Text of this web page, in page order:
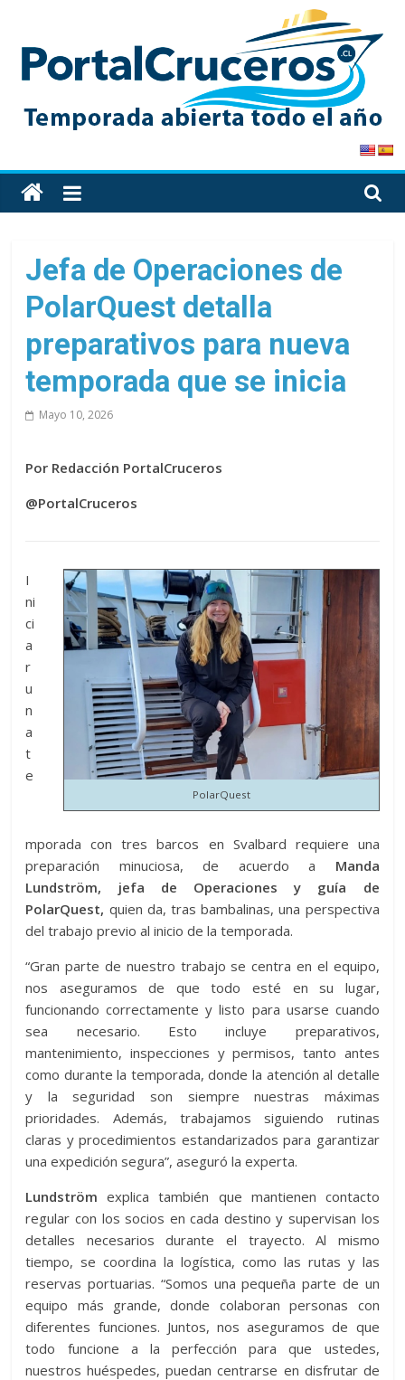
content
PortalCruceros
Toda
la
cruceros
en
un
solo
sitio
Jefa de Operaciones de
PolarQuest detalla
preparativos para nueva
temporada que se inicia
Mayo 10, 2026
Por Redacción PortalCruceros
@PortalCruceros
PolarQuest
I
ni
ci
a
r
u
n
a
t
e
mporada con tres barcos en Svalbard requiere una
preparación minuciosa, de acuerdo a Manda
Lundström, jefa de Operaciones y guía de
PolarQuest, quien da, tras bambalinas, una perspectiva
del trabajo previo al inicio de la temporada.
“Gran parte de nuestro trabajo se centra en el equipo,
nos aseguramos de que todo esté en su lugar,
funcionando correctamente y listo para usarse cuando
sea necesario. Esto incluye preparativos,
mantenimiento, inspecciones y permisos, tanto antes
como durante la temporada, donde la atención al detalle
y la seguridad son siempre nuestras máximas
prioridades. Además, trabajamos siguiendo rutinas
claras y procedimientos estandarizados para garantizar
una expedición segura”, aseguró la experta.
Lundström explica también que mantienen contacto
regular con los socios en cada destino y supervisan los
detalles necesarios durante el trayecto. Al mismo
tiempo, se coordina la logística, como las rutas y las
reservas portuarias. “Somos una pequeña parte de un
equipo más grande, donde colaboran personas con
diferentes funciones. Juntos, nos aseguramos de que
todo funcione a la perfección para que ustedes,
nuestros huéspedes, puedan centrarse en disfrutar de